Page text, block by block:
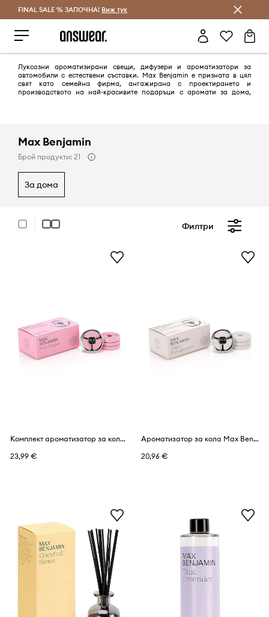
Спестявай с Answear Club
FINAL SALE % ЗАПОЧНА! Виж тук
Луксозни ароматизирани свещи, дифузери и ароматизатори за
автомобили с естествени съставки. Max Benjamin е призната в цял
свят като семейна фирма, ангажирана с проектирането и
производството на най-красивите подаръци с аромати за дома,
Max Benjamin
Брой продукти: 21
за дома
Филтри
Комплект ароматизатор за кола и пълнители Max Benjamin Pink Pepper
23,99 €
Ароматизатор за кола Max Benjamin White Pomegranate
20,96 €